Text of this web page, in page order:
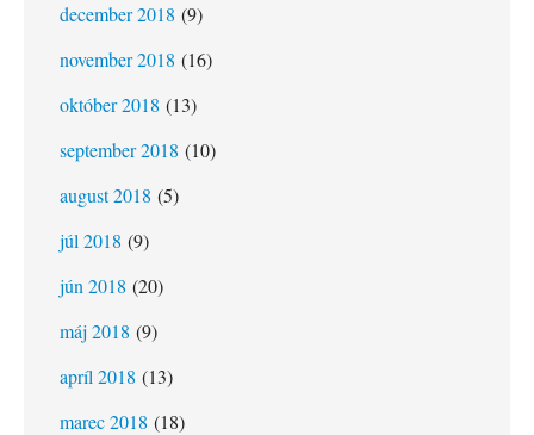
december 2018 (9)
november 2018 (16)
október 2018 (13)
september 2018 (10)
august 2018 (5)
júl 2018 (9)
jún 2018 (20)
máj 2018 (9)
apríl 2018 (13)
marec 2018 (18)